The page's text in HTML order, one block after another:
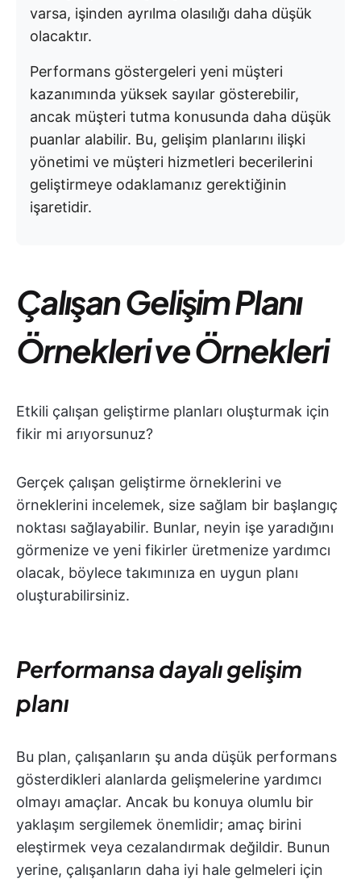
varsa, işinden ayrılma olasılığı daha düşük
olacaktır.
Performans göstergeleri yeni müşteri
kazanımında yüksek sayılar gösterebilir,
ancak müşteri tutma konusunda daha düşük
puanlar alabilir. Bu, gelişim planlarını ilişki
yönetimi ve müşteri hizmetleri becerilerini
geliştirmeye odaklamanız gerektiğinin
işaretidir.
Çalışan Gelişim Planı
Örnekleri ve Örnekleri
Etkili çalışan geliştirme planları oluşturmak için
fikir mi arıyorsunuz?
Gerçek çalışan geliştirme örneklerini ve
örneklerini incelemek, size sağlam bir başlangıç
noktası sağlayabilir. Bunlar, neyin işe yaradığını
görmenize ve yeni fikirler üretmenize yardımcı
olacak, böylece takımınıza en uygun planı
oluşturabilirsiniz.
Performansa dayalı gelişim
planı
Bu plan, çalışanların şu anda düşük performans
gösterdikleri alanlarda gelişmelerine yardımcı
olmayı amaçlar. Ancak bu konuya olumlu bir
yaklaşım sergilemek önemlidir; amaç birini
eleştirmek veya cezalandırmak değildir. Bunun
yerine, çalışanların daha iyi hale gelmeleri için